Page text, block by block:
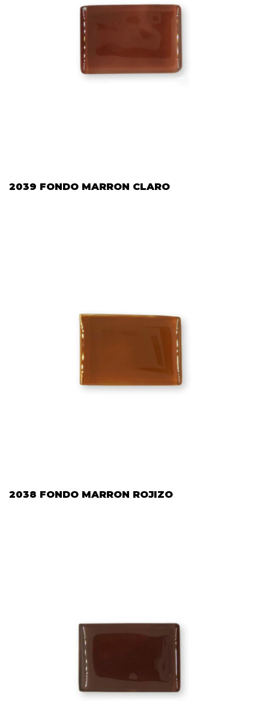
2039 FONDO MARRON CLARO
2038 FONDO MARRON ROJIZO